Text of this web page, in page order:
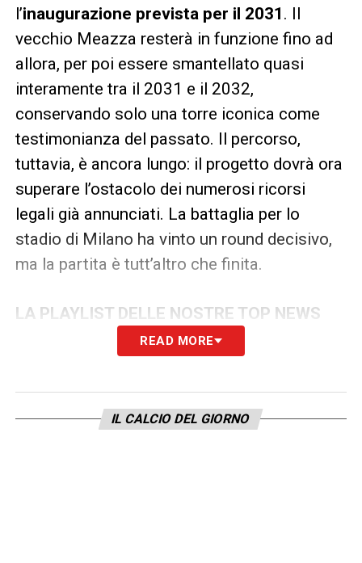
l’inaugurazione prevista per il 2031 . Il
vecchio Meazza resterà in funzione fino ad
allora, per poi essere smantellato quasi
interamente tra il 2031 e il 2032,
conservando solo una torre iconica come
testimonianza del passato. Il percorso,
tuttavia, è ancora lungo: il progetto dovrà ora
superare l’ostacolo dei numerosi ricorsi
legali già annunciati. La battaglia per lo
stadio di Milano ha vinto un round decisivo,
ma la partita è tutt’altro che finita.
LA PLAYLIST DELLE NOSTRE TOP NEWS
READ MORE
IL CALCIO DEL GIORNO